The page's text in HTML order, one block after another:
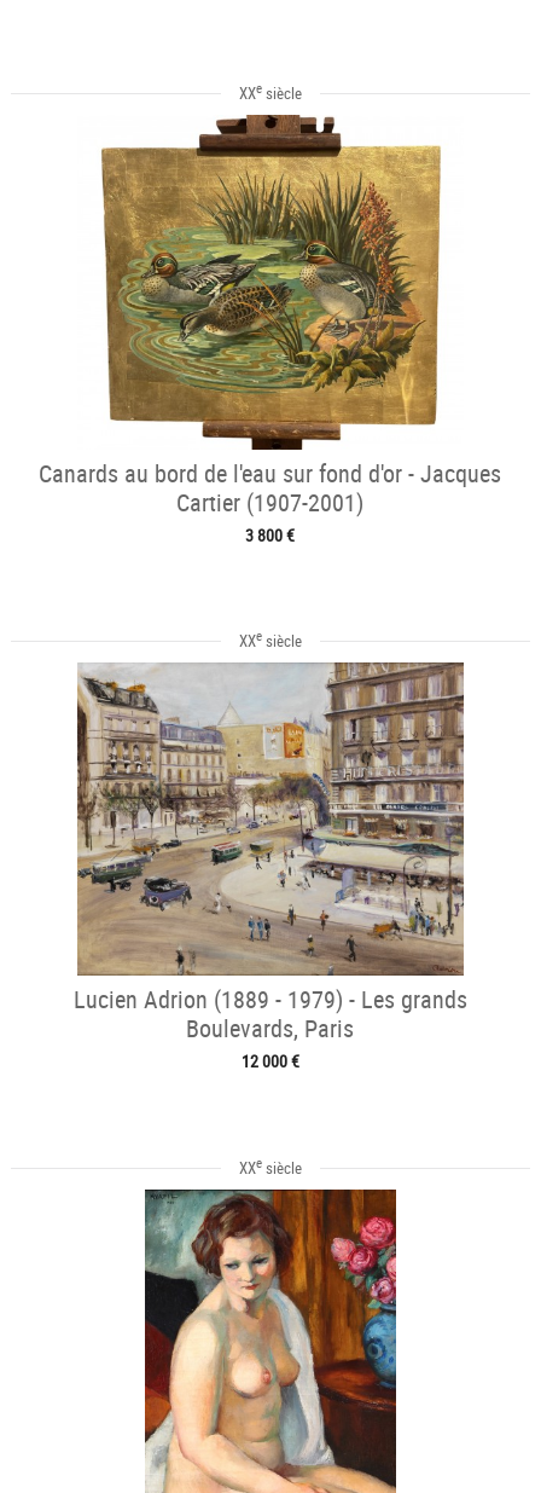
XXesiècle
Canards au bord de l'eau sur fond d'or - Jacques
Cartier (1907-2001)
3 800 €
XXesiècle
Lucien Adrion (1889 - 1979) - Les grands
Boulevards, Paris
12 000 €
XXesiècle